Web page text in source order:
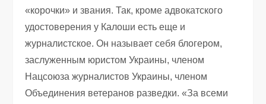
«корочки» и звания. Так, кроме адвокатского
удостоверения у Калоши есть еще и
журналистское. Он называет себя блогером,
заслуженным юристом Украины, членом
Нацсоюза журналистов Украины, членом
Объединения ветеранов разведки. «За всеми